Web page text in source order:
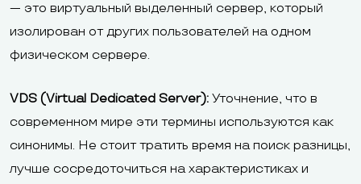
— это виртуальный выделенный сервер, который
изолирован от других пользователей на одном
физическом сервере.
VDS (Virtual Dedicated Server): Уточнение, что в
современном мире эти термины используются как
синонимы. Не стоит тратить время на поиск разницы,
лучше сосредоточиться на характеристиках и